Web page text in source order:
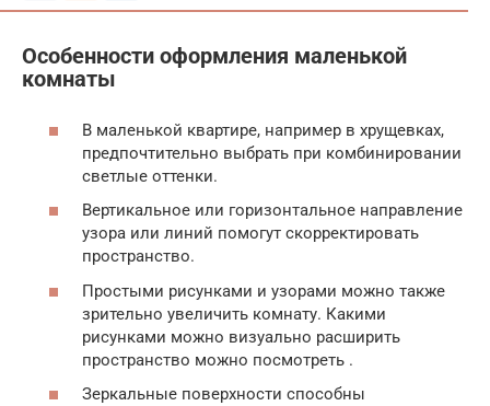
Особенности оформления маленькой
комнаты
В маленькой квартире, например в хрущевках,
предпочтительно выбрать при комбинировании
светлые оттенки.
Вертикальное или горизонтальное направление
узора или линий помогут скорректировать
пространство.
Простыми рисунками и узорами можно также
зрительно увеличить комнату. Какими
рисунками можно визуально расширить
пространство можно посмотреть .
Зеркальные поверхности способны